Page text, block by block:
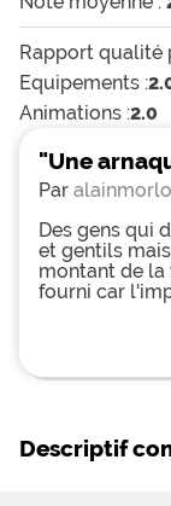
Rapport qualité
Equipements :
Animations :2.0
"Une
Par
Des gens qui
et gentils
montant de la
fourni car
d'eux.
Descriptif